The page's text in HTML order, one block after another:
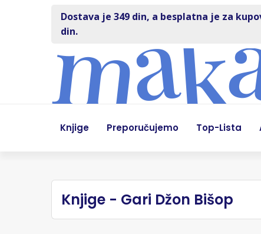
Dostava je 349 din, a besplatna je za
din.
Knjige Preporučujemo Top-Lista
Knjige - Gari Džon Bišop